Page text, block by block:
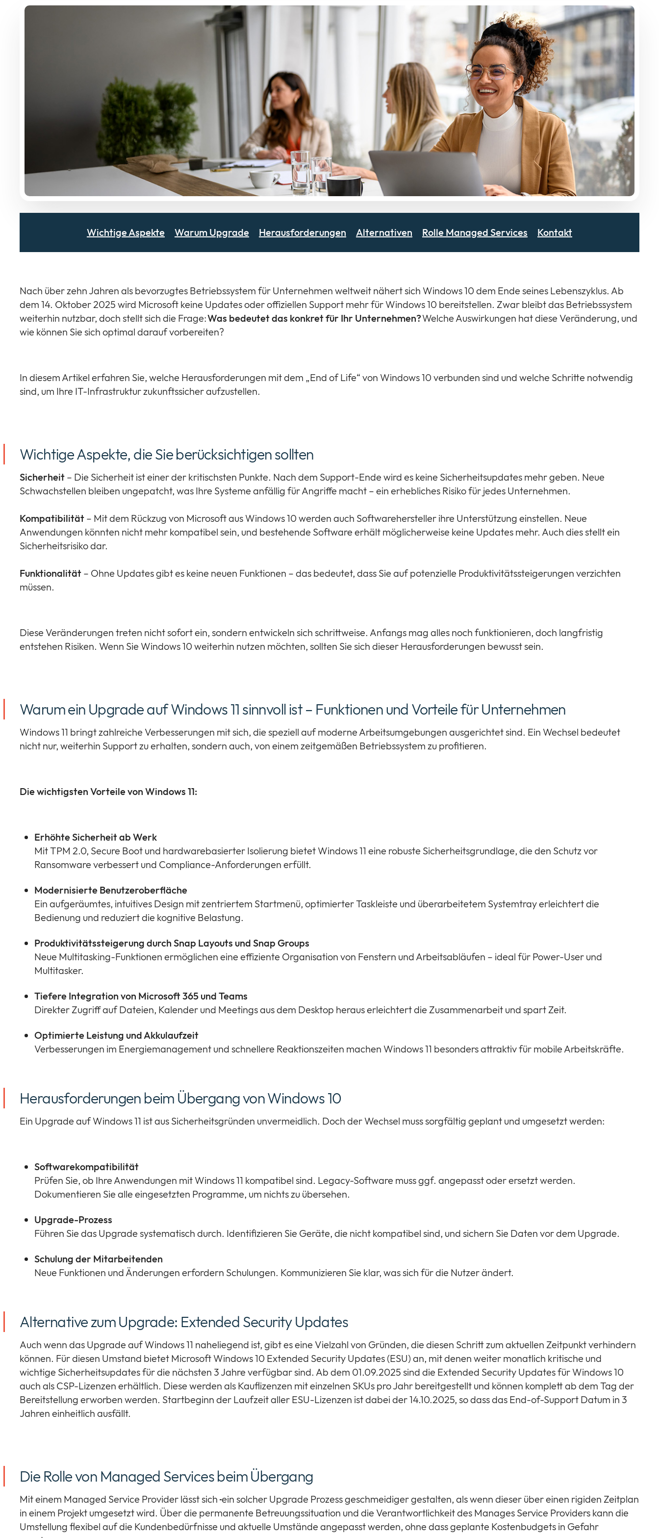
Wichtige Aspekte Warum Upgrade Herausforderungen Alternativen Rolle Managed Services Kontakt
Nach über zehn Jahren als bevorzugtes Betriebssystem für Unternehmen weltweit nähert sich Windows 10 dem Ende seines Lebenszyklus. Ab
dem 14. Oktober 2025 wird Microsoft keine Updates oder offiziellen Support mehr für Windows 10 bereitstellen. Zwar bleibt das Betriebssystem
weiterhin nutzbar, doch stellt sich die Frage:Was bedeutet das konkret für Ihr Unternehmen?Welche Auswirkungen hat diese Veränderung, und
wie können Sie sich optimal darauf vorbereiten?
In diesem Artikel erfahren Sie, welche Herausforderungen mit dem „End of Life“ von Windows 10 verbunden sind und welche Schritte notwendig
sind, um Ihre IT-Infrastruktur zukunftssicher aufzustellen.
Wichtige Aspekte, die Sie berücksichtigen sollten
Sicherheit – Die Sicherheit ist einer der kritischsten Punkte. Nach dem Support-Ende wird es keine Sicherheitsupdates mehr geben. Neue
Schwachstellen bleiben ungepatcht, was Ihre Systeme anfällig für Angriffe macht – ein erhebliches Risiko für jedes Unternehmen.
Kompatibilität – Mit dem Rückzug von Microsoft aus Windows 10 werden auch Softwarehersteller ihre Unterstützung einstellen. Neue
Anwendungen könnten nicht mehr kompatibel sein, und bestehende Software erhält möglicherweise keine Updates mehr. Auch dies stellt ein
Sicherheitsrisiko dar.
Funktionalität – Ohne Updates gibt es keine neuen Funktionen – das bedeutet, dass Sie auf potenzielle Produktivitätssteigerungen verzichten
müssen.
Diese Veränderungen treten nicht sofort ein, sondern entwickeln sich schrittweise. Anfangs mag alles noch funktionieren, doch langfristig
entstehen Risiken. Wenn Sie Windows 10 weiterhin nutzen möchten, sollten Sie sich dieser Herausforderungen bewusst sein.
Warum ein Upgrade auf Windows 11 sinnvoll ist – Funktionen und Vorteile für Unternehmen
Windows 11 bringt zahlreiche Verbesserungen mit sich, die speziell auf moderne Arbeitsumgebungen ausgerichtet sind. Ein Wechsel bedeutet
nicht nur, weiterhin Support zu erhalten, sondern auch, von einem zeitgemäßen Betriebssystem zu profitieren.
Die wichtigsten Vorteile von Windows 11:
Erhöhte Sicherheit ab Werk
Mit TPM 2.0, Secure Boot und hardwarebasierter Isolierung bietet Windows 11 eine robuste Sicherheitsgrundlage, die den Schutz vor
Ransomware verbessert und Compliance-Anforderungen erfüllt.
Modernisierte Benutzeroberfläche
Ein aufgeräumtes, intuitives Design mit zentriertem Startmenü, optimierter Taskleiste und überarbeitetem Systemtray erleichtert die
Bedienung und reduziert die kognitive Belastung.
Produktivitätssteigerung durch Snap Layouts und Snap Groups
Neue Multitasking-Funktionen ermöglichen eine effiziente Organisation von Fenstern und Arbeitsabläufen – ideal für Power-User und
Multitasker.
Tiefere Integration von Microsoft 365 und Teams
Direkter Zugriff auf Dateien, Kalender und Meetings aus dem Desktop heraus erleichtert die Zusammenarbeit und spart Zeit.
Optimierte Leistung und Akkulaufzeit
Verbesserungen im Energiemanagement und schnellere Reaktionszeiten machen Windows 11 besonders attraktiv für mobile Arbeitskräfte.
Herausforderungen beim Übergang von Windows 10
Ein Upgrade auf Windows 11 ist aus Sicherheitsgründen unvermeidlich. Doch der Wechsel muss sorgfältig geplant und umgesetzt werden:
Softwarekompatibilität
Prüfen Sie, ob Ihre Anwendungen mit Windows 11 kompatibel sind. Legacy-Software muss ggf. angepasst oder ersetzt werden.
Dokumentieren Sie alle eingesetzten Programme, um nichts zu übersehen.
Upgrade-Prozess
Führen Sie das Upgrade systematisch durch. Identifizieren Sie Geräte, die nicht kompatibel sind, und sichern Sie Daten vor dem Upgrade.
Schulung der Mitarbeitenden
Neue Funktionen und Änderungen erfordern Schulungen. Kommunizieren Sie klar, was sich für die Nutzer ändert.
Alternative zum Upgrade: Extended Security Updates
Auch wenn das Upgrade auf Windows 11 naheliegend ist, gibt es eine Vielzahl von Gründen, die diesen Schritt zum aktuellen Zeitpunkt verhindern
können. Für diesen Umstand bietet Microsoft Windows 10 Extended Security Updates (ESU) an, mit denen weiter monatlich kritische und
wichtige Sicherheitsupdates für die nächsten 3 Jahre verfügbar sind. Ab dem 01.09.2025 sind die Extended Security Updates für Windows 10
auch als CSP-Lizenzen erhältlich. Diese werden als Kauflizenzen mit einzelnen SKUs pro Jahr bereitgestellt und können komplett ab dem Tag der
Bereitstellung erworben werden. Startbeginn der Laufzeit aller ESU-Lizenzen ist dabei der 14.10.2025, so dass das End-of-Support Datum in 3
Jahren einheitlich ausfällt.
Die Rolle von Managed Services beim Übergang
Mit einem Managed Service Provider lässt sich ein solcher Upgrade Prozess geschmeidiger gestalten, als wenn dieser über einen rigiden Zeitplan
in einem Projekt umgesetzt wird. Über die permanente Betreuungssituation und die Verantwortlichkeit des Manages Service Providers kann die
Umstellung flexibel auf die Kundenbedürfnisse und aktuelle Umstände angepasst werden, ohne dass geplante Kostenbudgets in Gefahr